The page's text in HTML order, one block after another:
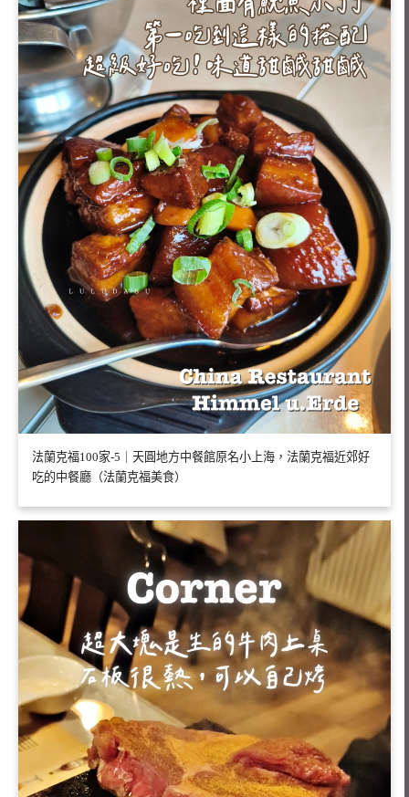
法蘭克福100家-5｜天圓地方中餐館原名小上海，法蘭克福近郊好
吃的中餐廳（法蘭克福美食）